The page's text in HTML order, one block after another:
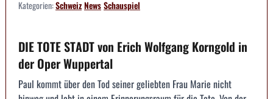
Kategorien:SchweizNewsSchauspiel
DIE TOTE STADT von Erich Wolfgang Korngold in
der Oper Wuppertal
Paul kommt über den Tod seiner geliebten Frau Marie nicht